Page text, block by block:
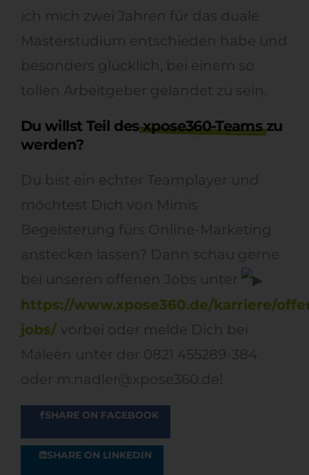
ich mich zwei Jahren für das duale
Masterstudium entschieden habe und
besonders glücklich, bei einem so
tollen Arbeitgeber gelandet zu sein.
Du willst Teil desxpose360-Teamszu
werden?
Du bist ein echter Teamplayer und
möchtest Dich von Mimis
Begeisterung fürs Online-Marketing
anstecken lassen? Dann schau gerne
bei unseren offenen Jobs unter
https://www.xpose360.de/karriere/
jobs/ vorbei oder melde Dich bei
Maleen unter der 0821 455289-384
oder m.nadler@xpose360.de!
SHARE ON FACEBOOK
SHARE ON LINKEDIN